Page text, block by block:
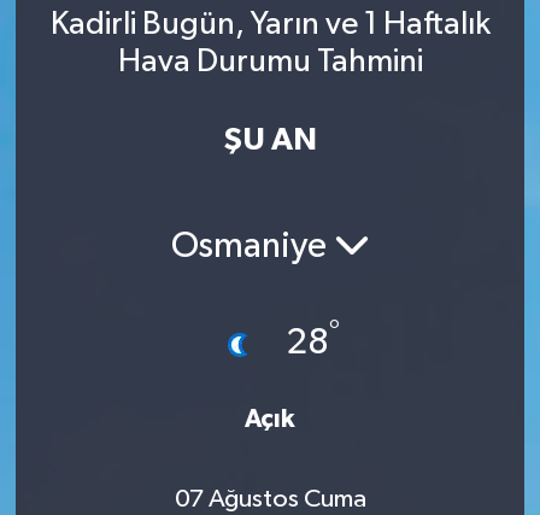
Kadirli Bugün, Yarın ve 1 Haftalık
Hava Durumu Tahmini
ŞU AN
Osmaniye
28°
Açık
07 Ağustos Cuma
Ekonomi
Eskişehir
Son Dakika Haberleri
Haber Arşivi